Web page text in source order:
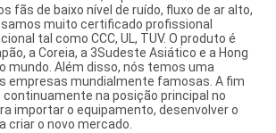
fãs de baixo nível de ruído, fluxo de ar alto,
muito certificado profissional
tal como CCC, UL, TUV. O produto é
a Coreia, a 3Sudeste Asiático e a Hong
mundo. Além disso, nós temos uma
empresas mundialmente famosas. A fim
na posição principal no
importar o equipamento, desenvolver o
criar o novo mercado.